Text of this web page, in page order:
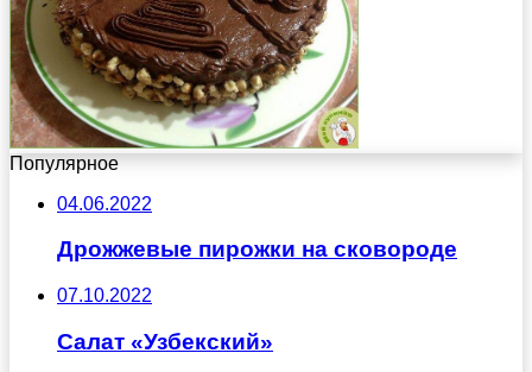
Популярное
04.06.2022
Дрожжевые пирожки на сковороде
07.10.2022
Салат «Узбекский»